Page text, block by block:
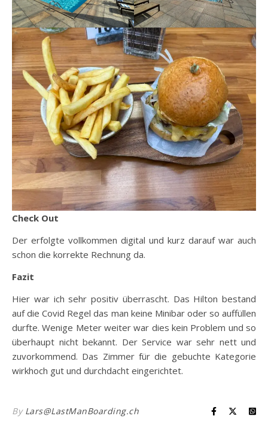
Check Out
Der erfolgte vollkommen digital und kurz darauf war auch
schon die korrekte Rechnung da.
Fazit
Hier war ich sehr positiv überrascht. Das Hilton bestand
auf die Covid Regel das man keine Minibar oder so auffüllen
durfte. Wenige Meter weiter war dies kein Problem und so
überhaupt nicht bekannt. Der Service war sehr nett und
zuvorkommend. Das Zimmer für die gebuchte Kategorie
wirkhoch gut und durchdacht eingerichtet.
By Lars@LastManBoarding.ch